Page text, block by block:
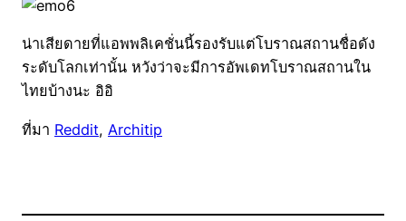
น่าเสียดายที่แอพพลิเคชั่นนี้รองรับแต่โบราณสถานชื่อดัง
ระดับโลกเท่านั้น หวังว่าจะมีการอัพเดทโบราณสถานใน
ไทยบ้างนะ อิอิ
ที่มา Reddit, Architip